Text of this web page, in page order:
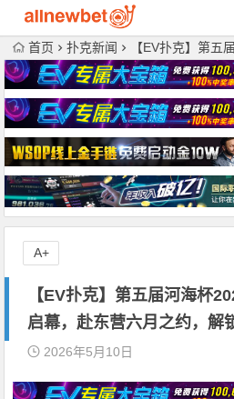
首页 扑克新闻 【EV扑克】第五届河海杯2026年6
【EV扑克】第五届河海杯
启幕，赴东营六月之约，解
2026年5月10日
A+